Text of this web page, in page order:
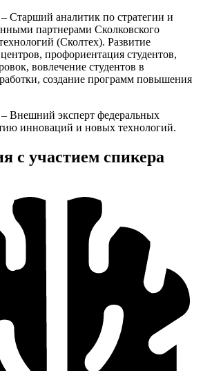
Старший аналитик по стратегии и
партнерами Сколковского
(Сколтех). Развитие
профориентация студентов,
вовлечение студентов в
создание программ повышения
Внешний эксперт федеральных
инноваций и новых технологий.
с участием спикера